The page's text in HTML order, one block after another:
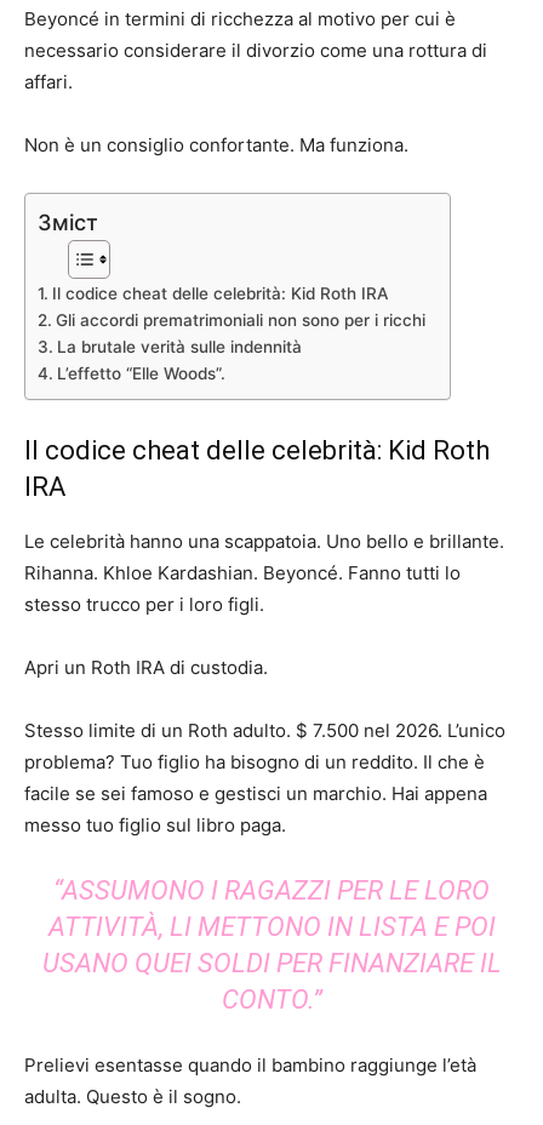
Beyoncé in termini di ricchezza al motivo per cui è
necessario considerare il divorzio come una rottura di
affari.
Non è un consiglio confortante. Ma funziona.
Зміст
Il codice cheat delle celebrità: Kid Roth IRA
Gli accordi prematrimoniali non sono per i ricchi
La brutale verità sulle indennità
L’effetto “Elle Woods”.
Il codice cheat delle celebrità: Kid Roth
IRA
Le celebrità hanno una scappatoia. Uno bello e brillante.
Rihanna. Khloe Kardashian. Beyoncé. Fanno tutti lo
stesso trucco per i loro figli.
Apri un Roth IRA di custodia.
Stesso limite di un Roth adulto. $ 7.500 nel 2026. L’unico
problema? Tuo figlio ha bisogno di un reddito. Il che è
facile se sei famoso e gestisci un marchio. Hai appena
messo tuo figlio sul libro paga.
“ASSUMONO I RAGAZZI PER LE LORO
ATTIVITÀ, LI METTONO IN LISTA E POI
USANO QUEI SOLDI PER FINANZIARE IL
CONTO.”
Prelievi esentasse quando il bambino raggiunge l’età
adulta. Questo è il sogno.